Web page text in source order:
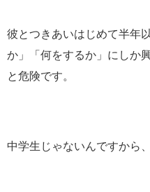
彼とつきあいはじめて半年
か」「何をするか」にしか
と危険です。
中学生じゃないんですから